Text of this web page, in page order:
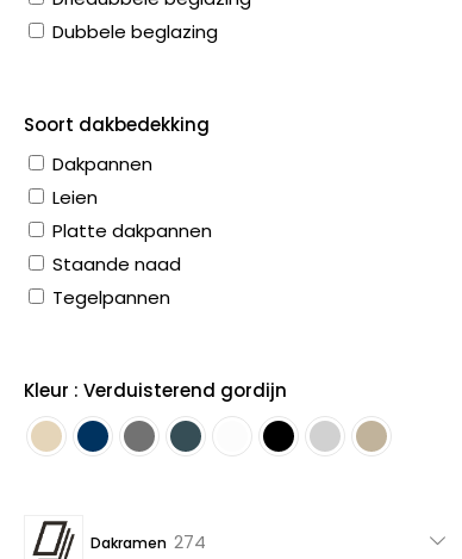
Dubbele beglazing
Soort dakbedekking
Dakpannen
Leien
Platte dakpannen
Staande naad
Tegelpannen
Kleur : Verduisterend gordijn
Dakramen 274